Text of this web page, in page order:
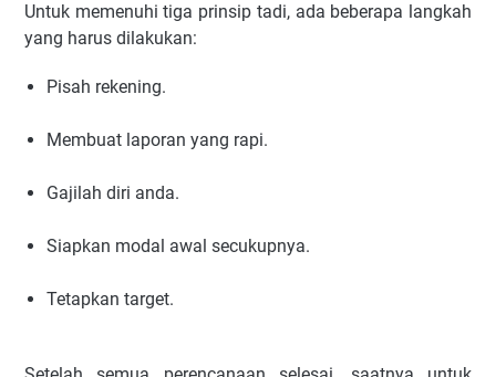
Untuk memenuhi tiga prinsip tadi, ada beberapa langkah
yang harus dilakukan:
Pisah rekening.
Membuat laporan yang rapi.
Gajilah diri anda.
Siapkan modal awal secukupnya.
Tetapkan target.